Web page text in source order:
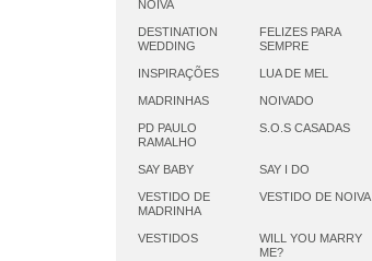
NOIVA
DESTINATION
WEDDING
FELIZES PARA
SEMPRE
INSPIRAÇÕES LUA DE MEL
MADRINHAS NOIVADO
PD PAULO
RAMALHO
S.O.S CASADAS
SAY BABY SAY I DO
VESTIDO DE
MADRINHA
VESTIDO DE NOIVA
VESTIDOS
WILL YOU MARRY
ME?